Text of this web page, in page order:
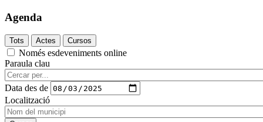
Agenda
Només esdeveniments online
Paraula clau
Data des de
Localització